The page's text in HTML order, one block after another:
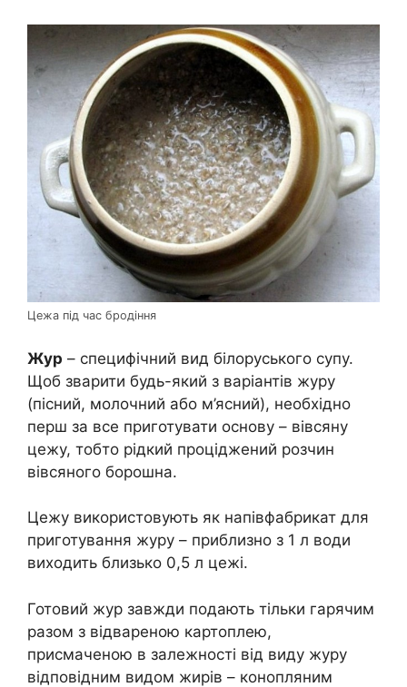
Цежа під час бродіння
Жур – специфічний вид білоруського супу.
Щоб зварити будь-який з варіантів журу
(пісний, молочний або м’ясний), необхідно
перш за все приготувати основу – вівсяну
цежу, тобто рідкий проціджений розчин
вівсяного борошна.
Цежу використовують як напівфабрикат для
приготування журу – приблизно з 1 л води
виходить близько 0,5 л цежі.
Готовий жур завжди подають тільки гарячим
разом з відвареною картоплею,
присмаченою в залежності від виду журу
відповідним видом жирів – конопляним